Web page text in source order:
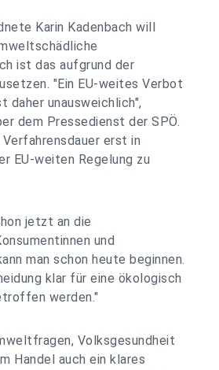
Karin Kadenbach will
ist das aufgrund der
"Ein EU-weites Verbot
daher unausweichlich",
dem Pressedienst der SPÖ.
erst in
EU-weiten Regelung zu
jetzt an die
und
man schon heute beginnen.
klar für eine ökologisch
werden."
Volksgesundheit
Handel auch ein klares